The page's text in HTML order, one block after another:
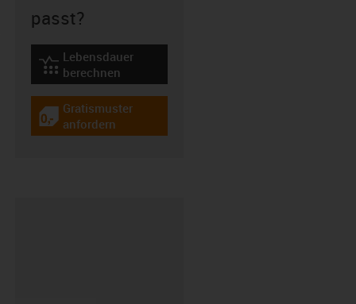
passt?
igus-icon-lebensdauerrechner
Lebensdauer
berechnen
igus-icon-gratismuster
Gratismuster
anfordern